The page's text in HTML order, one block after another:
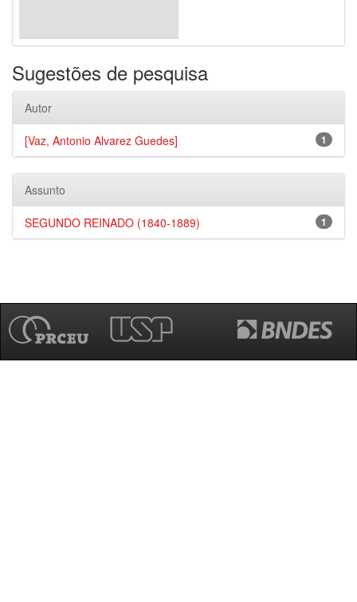
Sugestões de pesquisa
Autor
1
[Vaz, Antonio Alvarez Guedes]
Assunto
1
SEGUNDO REINADO (1840-1889)